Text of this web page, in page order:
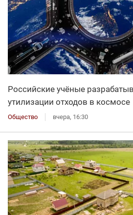
Российские учёные
утилизации отходов в космосе
Общество вчера, 16:30